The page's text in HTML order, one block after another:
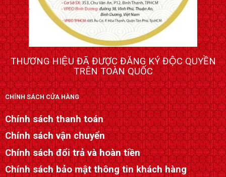
THƯƠNG HIỆU ĐÃ ĐƯỢC ĐĂNG KÝ ĐỘC QUYỀN
TRÊN TOÀN QUỐC
CHÍNH SÁCH CỬA HÀNG
Chính sách thanh toán
Chính sách vận chuyển
Chính sách đổi trả và hoàn tiền
Chính sách bảo mật thông tin khách hàng